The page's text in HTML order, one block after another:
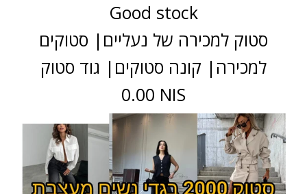
Good stock
סטוק למכירה של נעליים| סטוקים
למכירה| קונה סטוקים| גוד סטוק
0.00 NIS